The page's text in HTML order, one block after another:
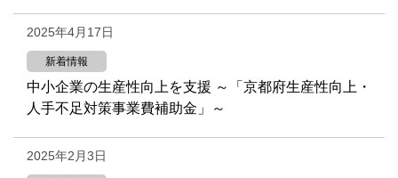
2025年4月17日
新着情報
中小企業の生産性向上を支援 ～「京都府生産性向上・
人手不足対策事業費補助金」～
2025年2月3日